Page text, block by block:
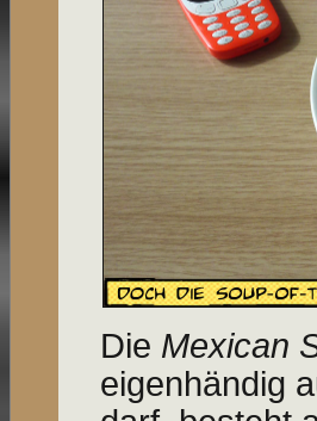
Die Mexican
eigenhändig